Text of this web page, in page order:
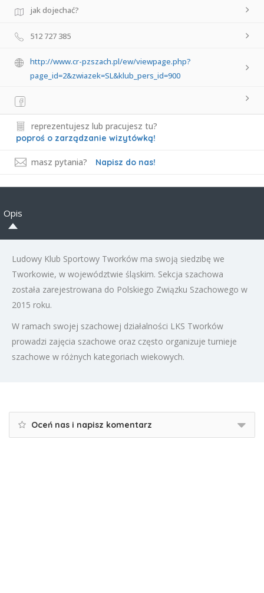
jak dojechać?
512 727 385
http://www.cr-pzszach.pl/ew/viewpage.php?
page_id=2&zwiazek=SL&klub_pers_id=900
reprezentujesz lub pracujesz tu?
poproś o zarządzanie wizytówką!
masz pytania? Napisz do nas!
Opis
Ludowy Klub Sportowy Tworków ma swoją siedzibę we
Tworkowie, w województwie śląskim. Sekcja szachowa
została zarejestrowana do Polskiego Związku Szachowego w
2015 roku.
W ramach swojej szachowej działalności LKS Tworków
prowadzi zajęcia szachowe oraz często organizuje turnieje
szachowe w różnych kategoriach wiekowych.
Oceń nas i napisz komentarz